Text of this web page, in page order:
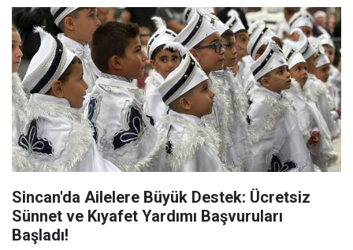
Sincan'da Ailelere Büyük Destek: Ücretsiz
Sünnet ve Kıyafet Yardımı Başvuruları
Başladı!